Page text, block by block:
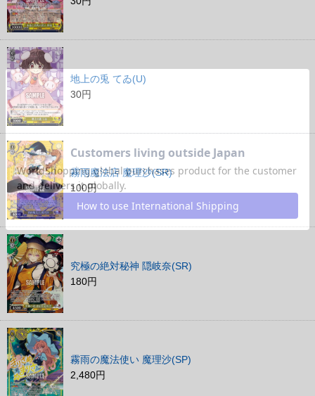
地上の兎 てゐ(U)
30円
霧雨魔法店 魔理沙(SR)
100円
究極の絶対秘神 隠岐奈(SR)
180円
霧雨の魔法使い 魔理沙(SP)
2,480円